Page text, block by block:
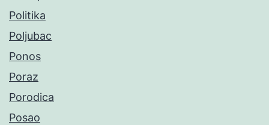
Politika
Poljubac
Ponos
Poraz
Porodica
Posao